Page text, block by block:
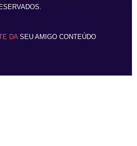
DA SEU AMIGO CONTEÚDO